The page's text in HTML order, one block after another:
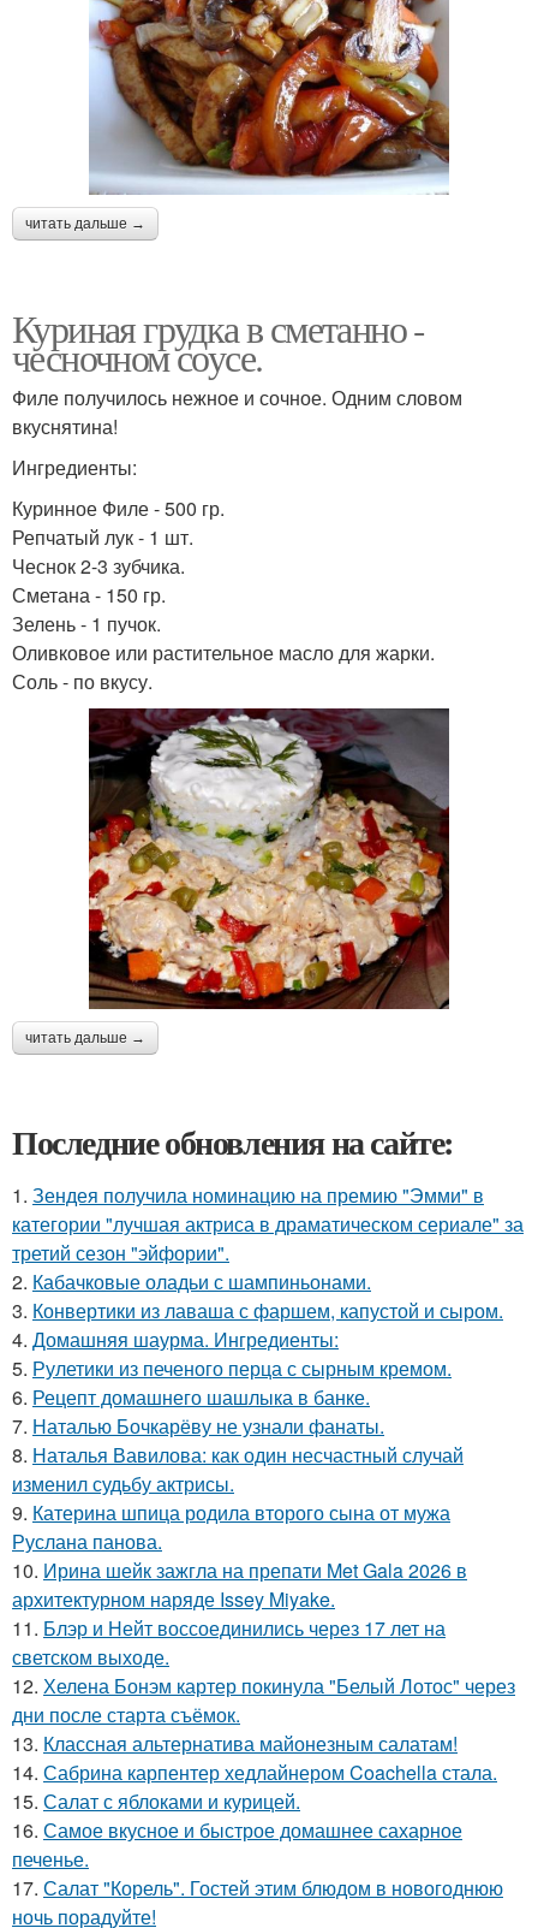
читать дальше →
Куриная грудка в сметанно -
чесночном соусе.
Филе получилось нежное и сочное. Одним словом
вкуснятина!
Ингредиенты:
Куринное Филе - 500 гр.
Репчатый лук - 1 шт.
Чеснок 2-3 зубчика.
Сметана - 150 гр.
Зелень - 1 пучок.
Оливковое или растительное масло для жарки.
Соль - по вкусу.
читать дальше →
Последние обновления на сайте:
1. Зендея получила номинацию на премию "Эмми" в
категории "лучшая актриса в драматическом сериале" за
третий сезон "эйфории".
2. Кабачковые оладьи с шампиньонами.
3. Конвертики из лаваша с фаршем, капустой и сыром.
4. Домашняя шаурма. Ингредиенты:
5. Рулетики из печеного перца с сырным кремом.
6. Рецепт домашнего шашлыка в банке.
7. Наталью Бочкарёву не узнали фанаты.
8. Наталья Вавилова: как один несчастный случай
изменил судьбу актрисы.
9. Катерина шпица родила второго сына от мужа
Руслана панова.
10. Ирина шейк зажгла на препати Met Gala 2026 в
архитектурном наряде Issey Miyake.
11. Блэр и Нейт воссоединились через 17 лет на
светском выходе.
12. Хелена Бонэм картер покинула "Белый Лотос" через
дни после старта съёмок.
13. Классная альтернатива майонезным салатам!
14. Сабрина карпентер хедлайнером Coachella стала.
15. Салат с яблоками и курицей.
16. Самое вкусное и быстрое домашнее сахарное
печенье.
17. Салат "Корель". Гостей этим блюдом в новогоднюю
ночь порадуйте!